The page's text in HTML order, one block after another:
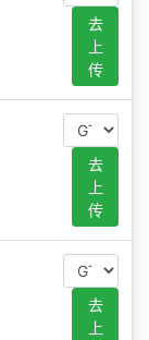
去
上
传
去
上
传
去
上